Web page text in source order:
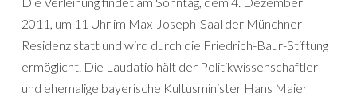
2011, um 11 Uhr im Max-Joseph-Saal der Münchner
Residenz statt und wird durch die Friedrich-Baur-Stiftung
ermöglicht. Die Laudatio hält der Politikwissenschaftler
und ehemalige bayerische Kultusminister Hans Maier